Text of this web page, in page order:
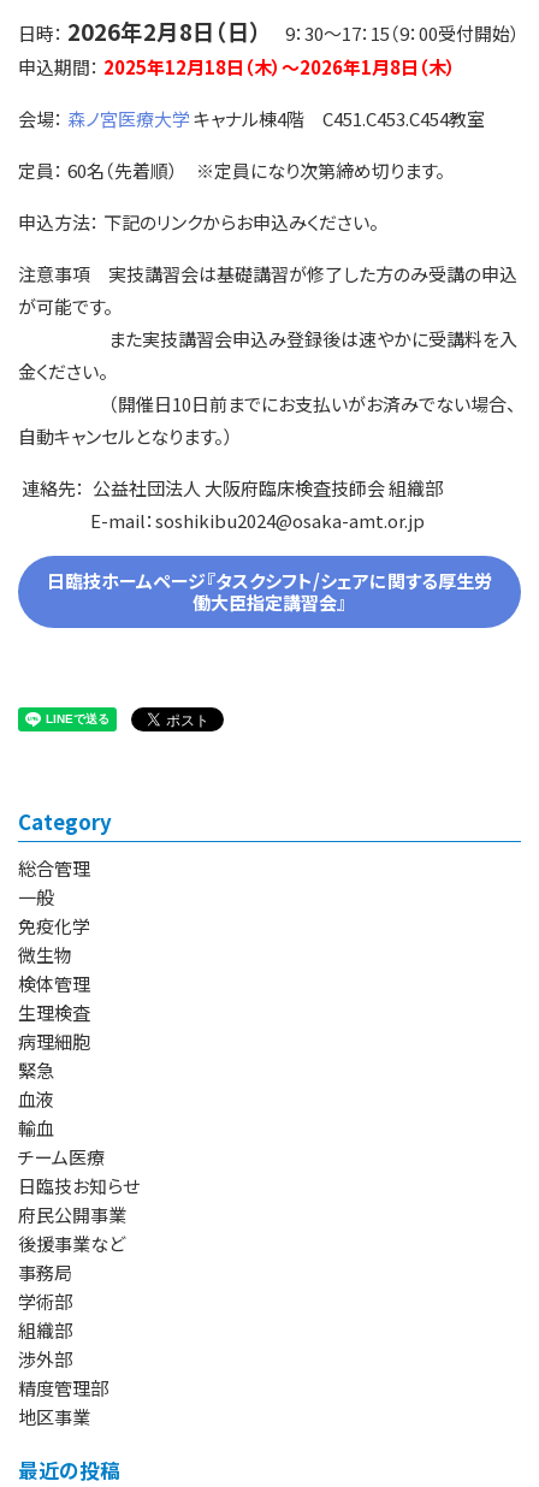
日時： 2026年2月8日（日）
9：30～17：15（9：00受付開始）
申込期間： 2025年12月18日（木）～2026年1月8日（木）
会場： 森ノ宮医療大学キャナル棟4階 C451.C453.C454教室
定員： 60名（先着順） ※定員になり次第締め切ります。
申込方法： 下記のリンクからお申込みください。
注意事項 実技講習会は基礎講習が修了した方のみ受講の申込
が可能です。
また実技講習会申込み登録後は速やかに受講料を入
金ください。
（開催日10日前までにお支払いがお済みでない場合、
自動キャンセルとなります。）
連絡先： 公益社団法人 大阪府臨床検査技師会 組織部
E-mail：soshikibu2024@osaka-amt.or.jp
日臨技ホームページ『タスクシフト/シェアに関する厚生労
働大臣指定講習会』
Category
総合管理
一般
免疫化学
微生物
検体管理
生理検査
病理細胞
緊急
血液
輸血
チーム医療
日臨技お知らせ
府民公開事業
後援事業など
事務局
学術部
組織部
渉外部
精度管理部
地区事業
最近の投稿